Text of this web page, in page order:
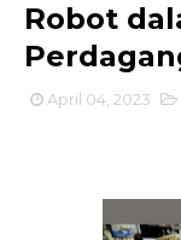
Robot
April 04, 2023